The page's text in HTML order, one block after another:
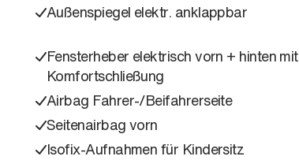
Außenspiegel elektr. anklappbar
Fensterheber elektrisch vorn + hinten mit
Komfortschließung
Airbag Fahrer-/Beifahrerseite
Seitenairbag vorn
Isofix-Aufnahmen für Kindersitz